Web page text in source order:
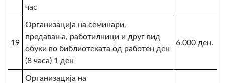
час
19
Организација на семинари,
предавања, работилници и друг вид
обуки во библиотеката од работен ден
(8 часа) 1 ден
6.000 ден.
Организација на